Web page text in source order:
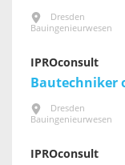
Dresden
Bauingenieurwesen
IPROconsult
Bautechniker
Dresden
Bauingenieurwesen
IPROconsult